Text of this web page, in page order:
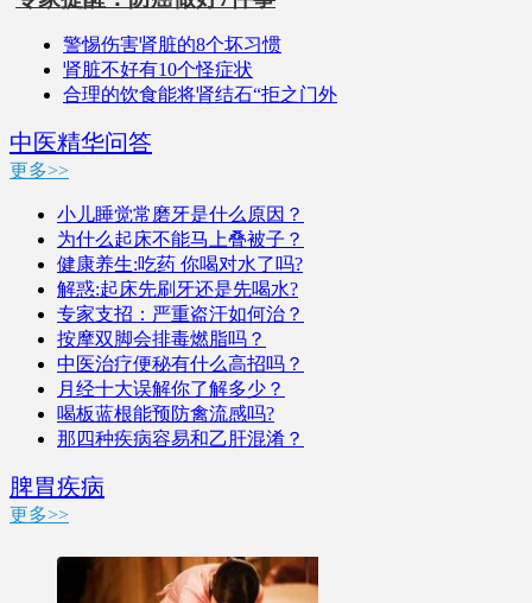
警惕伤害肾脏的8个坏习惯
肾脏不好有10个怪症状
合理的饮食能将肾结石“拒之门外
中医精华问答
更多>>
小儿睡觉常磨牙是什么原因？
为什么起床不能马上叠被子？
健康养生:吃药 你喝对水了吗?
解惑:起床先刷牙还是先喝水?
专家支招：严重盗汗如何治？
按摩双脚会排毒燃脂吗？
中医治疗便秘有什么高招吗？
月经十大误解你了解多少？
喝板蓝根能预防禽流感吗?
那四种疾病容易和乙肝混淆？
脾胃疾病
更多>>